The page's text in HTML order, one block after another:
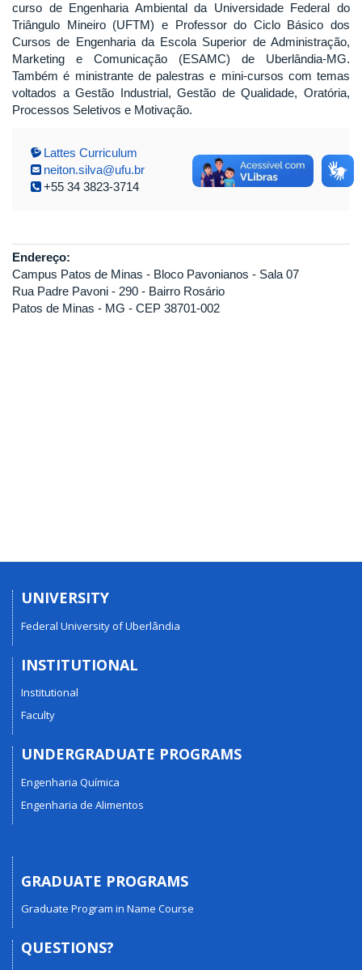
curso de Engenharia Ambiental da Universidade Federal do
Triângulo Mineiro (UFTM) e Professor do Ciclo Básico dos
Cursos de Engenharia da Escola Superior de Administração,
Marketing e Comunicação (ESAMC) de Uberlândia-MG.
Também é ministrante de palestras e mini-cursos com temas
voltados a Gestão Industrial, Gestão de Qualidade, Oratória,
Processos Seletivos e Motivação.
Lattes Curriculum
neiton.silva@ufu.br
+55 34 3823-3714
Endereço:
Campus Patos de Minas - Bloco Pavonianos - Sala 07
Rua Padre Pavoni - 290 - Bairro Rosário
Patos de Minas - MG - CEP 38701-002
UNIVERSITY
Federal University of Uberlândia
INSTITUTIONAL
Institutional
Faculty
UNDERGRADUATE PROGRAMS
Engenharia Química
Engenharia de Alimentos
GRADUATE PROGRAMS
Graduate Program in Name Course
QUESTIONS?